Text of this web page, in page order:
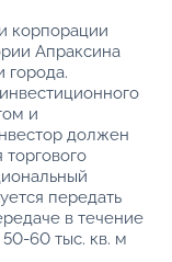
корпорации
Апраксина
города.
и
должен
передать
в течение
60 тыс. кв. м